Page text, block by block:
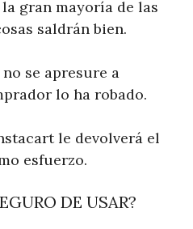
gran mayoría de las
saldrán bien.
se apresure a
lo ha robado.
le devolverá el
esfuerzo.
DE USAR?